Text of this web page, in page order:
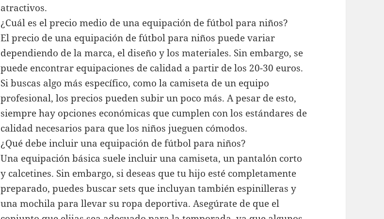
atractivos.
¿Cuál es el precio medio de una equipación de fútbol para niños?
El precio de una equipación de fútbol para niños puede variar
dependiendo de la marca, el diseño y los materiales. Sin embargo, se
puede encontrar equipaciones de calidad a partir de los 20-30 euros.
Si buscas algo más específico, como la camiseta de un equipo
profesional, los precios pueden subir un poco más. A pesar de esto,
siempre hay opciones económicas que cumplen con los estándares de
calidad necesarios para que los niños jueguen cómodos.
¿Qué debe incluir una equipación de fútbol para niños?
Una equipación básica suele incluir una camiseta, un pantalón corto
y calcetines. Sin embargo, si deseas que tu hijo esté completamente
preparado, puedes buscar sets que incluyan también espinilleras y
una mochila para llevar su ropa deportiva. Asegúrate de que el